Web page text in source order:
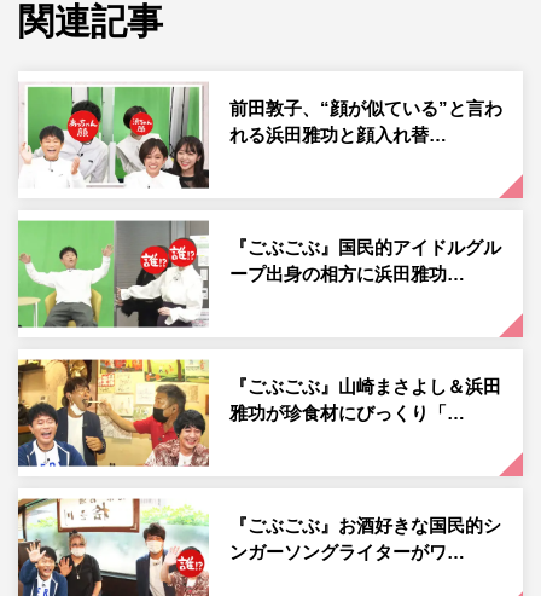
まず1軒目は大阪・梅田にある店。北海道ではお酒を飲ん
フェを大阪で最初に取り入れたパフェ店だという。紹介す
るのは、パフェとかき氷を組み合わせたデカ盛りパフェ。
昴生は、顔くらいの大きさのかき氷が盛られたパフェを食
何が入っているか知りたいです」という一言から事態が一
変。「気になってるから、早く食べて」と浜田のドSが発
動し、デカ盛りパフェを完食せざるを得ない状況となる。
そして、休む間もなく次のデカ盛りパフェの店へ。ミキが
やってきたのは1軒目の店から徒歩1分のビルにある店。店
内に入り、早速運ばれてきたのは、オレンジが縦に丸々4
つ乗せられたタワー型のパフェ。これだけでもインパクト
十分な見た目だが、ここからが大本命。
続いて登場したのは、なんと重さ8キロ、値段は5万円とい
う超特大デカ盛りパフェ。超巨大なグラスに入ったパフェ
関連記事
前田敦子、“顔が似ている”と言わ
れる浜田雅功と顔入れ替…
『ごぶごぶ』国民的アイドルグル
ープ出身の相方に浜田雅功…
『ごぶごぶ』山崎まさよし＆浜田
雅功が珍食材にびっくり「…
『ごぶごぶ』お酒好きな国民的シ
ンガーソングライターがワ…